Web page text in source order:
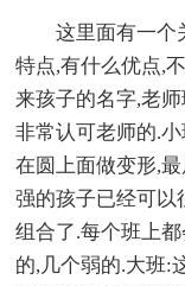
这里面有一个
特点,有什么优点,
来孩子的名字,老
非常认可老师的.
在圆上面做变形,
强的孩子已经可以
组合了.每个班上
的,几个弱的.大班: